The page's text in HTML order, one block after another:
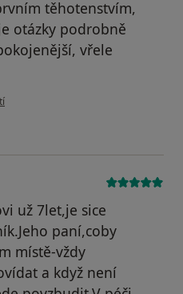
těhotenstvím,
otázky podrobně
vřele
Váš účet byl odstraněn
už 7let,je sice
paní,coby
místě-vždy
a když není